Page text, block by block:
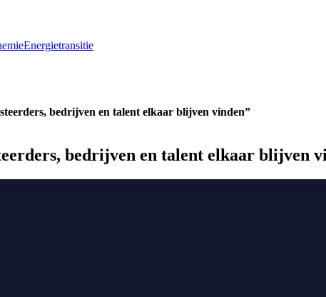
Energietransitie
bedrijven en talent elkaar blijven vinden”
bedrijven en talent elkaar blijven